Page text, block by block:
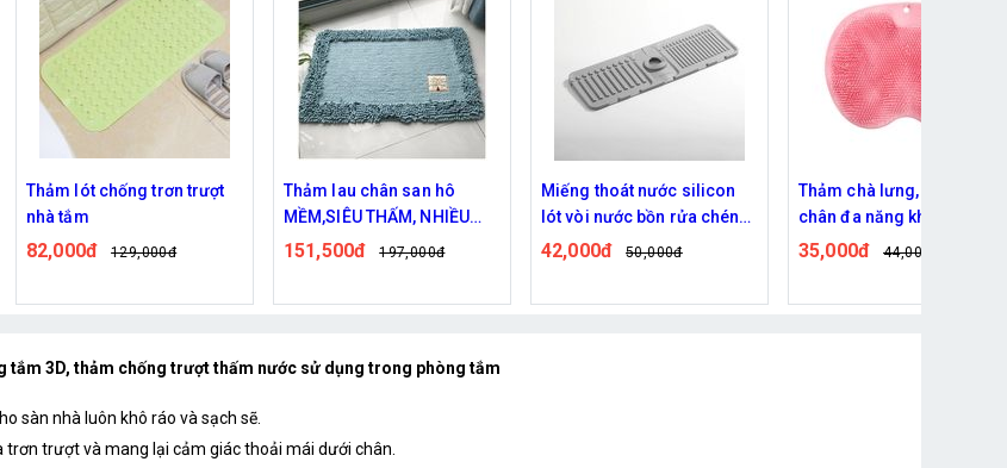
Thảm lót chống trơn trượt
nhà tắm
82,000đ 129,000đ
Thảm lau chân san hô
MỀM,SIÊU THẤM, NHIỀU
MÀU 40x60
151,500đ 197,000đ
Miếng thoát nước silicon
lót vòi nước bồn rửa chén
cho nhà bếp
42,000đ 50,000đ
Thảm chà lưng, massage
chân đa năng không trơn
trượt
35,000đ 44,000đ
tắm 3D, thảm chống trượt thấm nước sử dụng trong phòng tắm
sàn nhà luôn khô ráo và sạch sẽ.
trượt và mang lại cảm giác thoải mái dưới chân.